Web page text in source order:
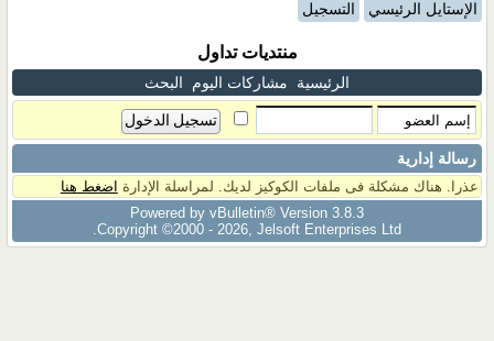
الإستايل الرئيسي التسجيل
منتديات تداول
الرئيسية مشاركات اليوم البحث
رسالة إدارية
عذرا. هناك مشكلة فى ملفات الكوكيز لديك. لمراسلة الإدارة اضغط هنا
Powered by vBulletin® Version 3.8.3
Copyright ©2000 - 2026, Jelsoft Enterprises Ltd.